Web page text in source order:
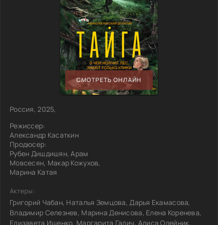
СМОТРЕТЬ ОНЛАЙН
Россия, 2025,
Режиссер:
Александр Касаткин
Продюсер:
Рубен Дишдишян, Арам
Мовсесян, Макар Кожухов,
Марина Катая
Актеры:
Григорий Чабан, Наталья Земцова, Дарья Екамасова,
Владимир Селезнев, Марина Денисова, Елена Коренева,
Елизавета Ищенко, Маргарита Галич, Алиса Олейник,